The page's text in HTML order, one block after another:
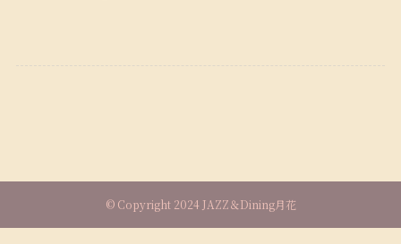
©Copyright 2024 JAZZ＆Dining月花